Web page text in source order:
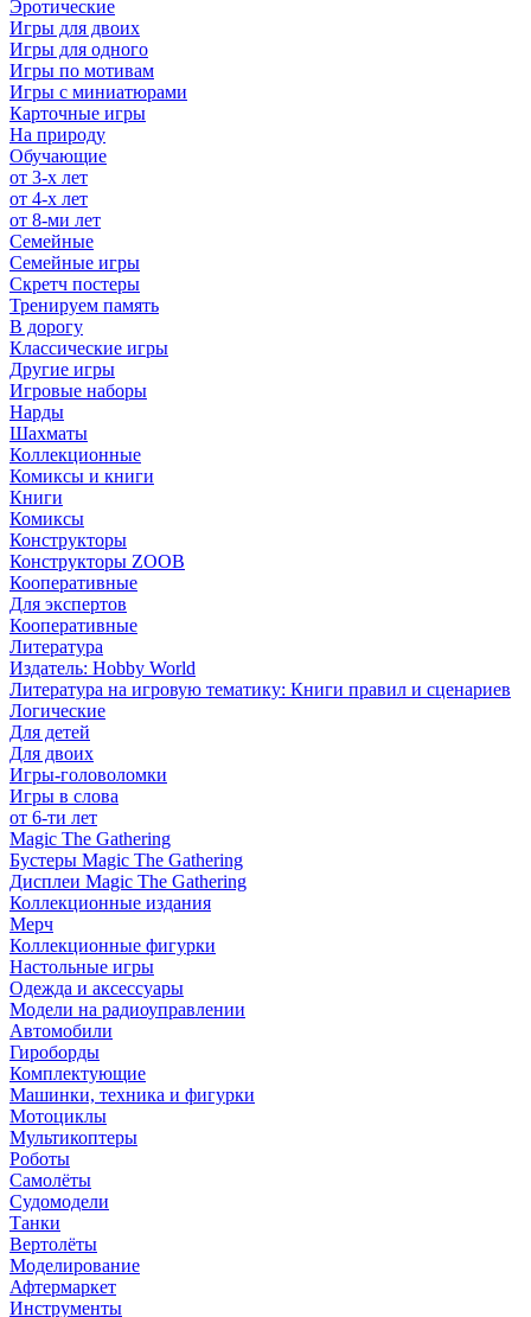
Эротические
Игры для двоих
Игры для одного
Игры по мотивам
Игры с миниатюрами
Карточные игры
На природу
Обучающие
от 3-х лет
от 4-х лет
от 8-ми лет
Семейные
Семейные игры
Скретч постеры
Тренируем память
В дорогу
Классические игры
Другие игры
Игровые наборы
Нарды
Шахматы
Коллекционные
Комиксы и книги
Книги
Комиксы
Конструкторы
Конструкторы ZOOB
Кооперативные
Для экспертов
Кооперативные
Литература
Издатель: Hobby World
Литература на игровую тематику: Книги правил и сценариев
Логические
Для детей
Для двоих
Игры-головоломки
Игры в слова
от 6-ти лет
Magic The Gathering
Бустеры Magic The Gathering
Дисплеи Magic The Gathering
Коллекционные издания
Мерч
Коллекционные фигурки
Настольные игры
Одежда и аксессуары
Модели на радиоуправлении
Автомобили
Гироборды
Комплектующие
Машинки, техника и фигурки
Мотоциклы
Мультикоптеры
Роботы
Самолёты
Судомодели
Танки
Вертолёты
Моделирование
Афтермаркет
Инструменты